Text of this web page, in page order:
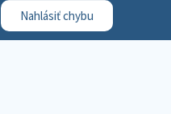
Nahlásiť chybu